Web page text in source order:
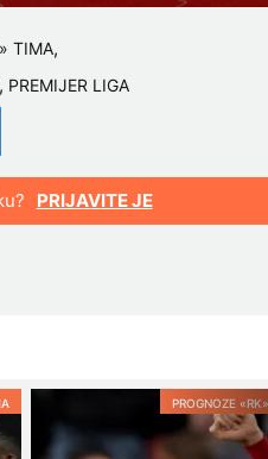
TIMA,
, PREMIJER LIGA
PRIJAVITE JE
PROGNOZE